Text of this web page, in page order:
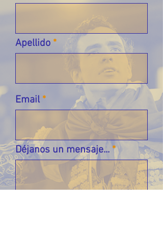
Apellido
Email
Déjanos un mensaje...